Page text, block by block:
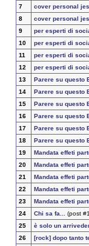
7
cover personal
8
cover personal
9
per esperti di
10
per esperti di
11
per esperti di
12
per esperti di
13
Parere su questo
14
Parere su questo
15
Parere su questo
16
Parere su questo
17
Parere su questo
18
Parere su questo
19
Mandata effeti
20
Mandata effeti
21
Mandata effeti
22
Mandata effeti
23
Mandata effeti
24
Chi sa fa... (post
25
è solo un
26
[rock] dopo tanto